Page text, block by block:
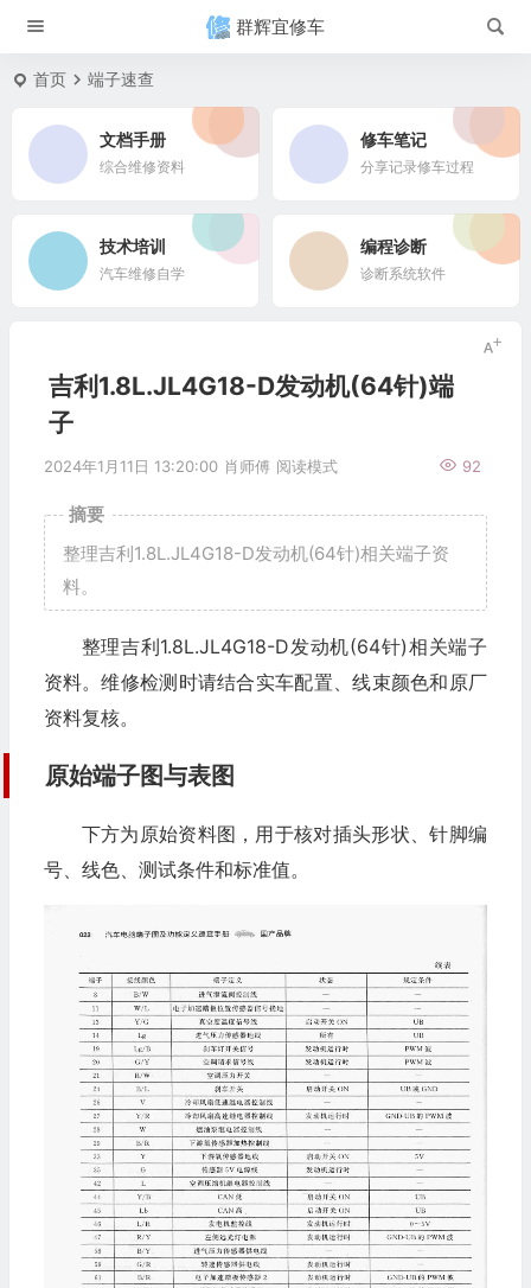
群辉宜修车
首页 端子速查
文档手册
综合维修资料
修车笔记
分享记录修车过程
技术培训
汽车维修自学
编程诊断
诊断系统软件
吉利1.8L.JL4G18-D发动机(64针)端
子
2024年1月11日 13:20:00 肖师傅 92
阅读模式
摘要
整理吉利1.8L.JL4G18-D发动机(64针)相关端子资
料。
整理吉利1.8L.JL4G18-D发动机(64针)相关端子
资料。维修检测时请结合实车配置、线束颜色和原厂
资料复核。
原始端子图与表图
下方为原始资料图，用于核对插头形状、针脚编
号、线色、测试条件和标准值。